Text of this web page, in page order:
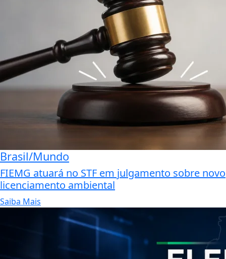
Brasil/Mundo
FIEMG atuará no STF em julgamento sobre novo
licenciamento ambiental
Saiba Mais